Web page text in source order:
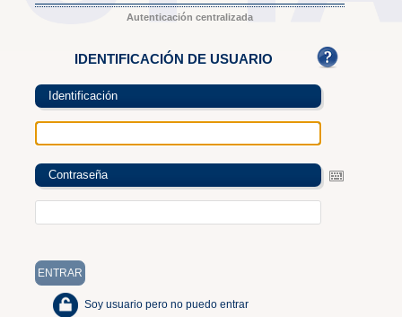
Autenticación centralizada
IDENTIFICACIÓN DE USUARIO
Identificación
Contraseña
Soy usuario pero no puedo entrar